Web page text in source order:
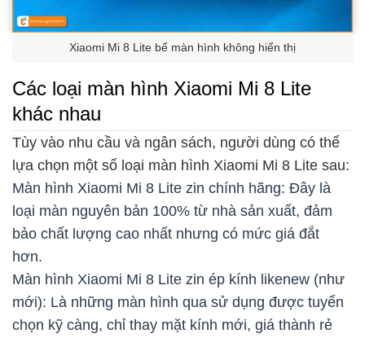
Xiaomi Mi 8 Lite bể màn hình không hiển thị
Các loại màn hình Xiaomi Mi 8 Lite
khác nhau
Tùy vào nhu cầu và ngân sách, người dùng có thể
lựa chọn một số loại màn hình Xiaomi Mi 8 Lite sau:
Màn hình Xiaomi Mi 8 Lite zin chính hãng: Đây là
loại màn nguyên bản 100% từ nhà sản xuất, đảm
bảo chất lượng cao nhất nhưng có mức giá đắt
hơn.
Màn hình Xiaomi Mi 8 Lite zin ép kính likenew (như
mới): Là những màn hình qua sử dụng được tuyển
chọn kỹ càng, chỉ thay mặt kính mới, giá thành rẻ